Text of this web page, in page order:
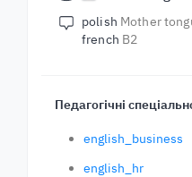
polish Mother
french B2
Педагогічні
english_business
english_hr